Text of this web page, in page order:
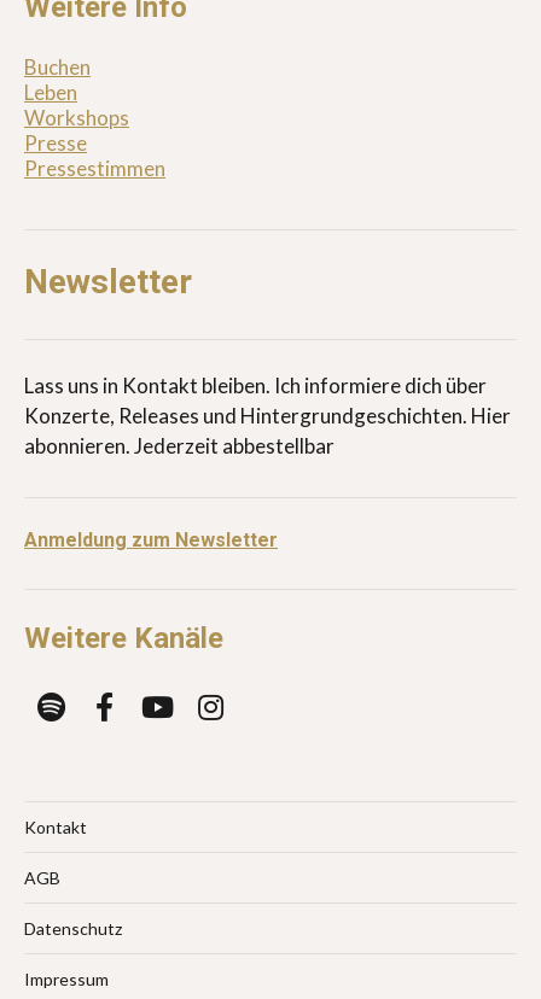
Buchen
Leben
Workshops
Presse
Pressestimmen
Newsletter
Lass uns in Kontakt bleiben. Ich informiere dich über
Konzerte, Releases und Hintergrundgeschichten. Hier
abonnieren. Jederzeit abbestellbar
Anmeldung zum Newsletter
Weitere Kanäle
Kontakt
AGB
Datenschutz
Impressum